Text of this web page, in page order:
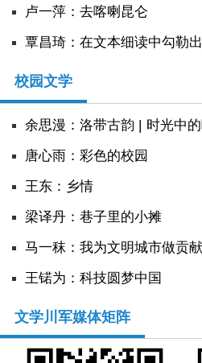
卢一萍：去喀喇昆仑
覃昌琦：在文本细读中勾勒
校园文学
余思漫：洛带古韵 | 时光中
唐心雨：彩色的校园
王东：乡情
​梁译丹：巷子里的小摊
马一秣：我为文明城市做贡献
王锘为：科技圆梦中国
文学川军媒体矩阵